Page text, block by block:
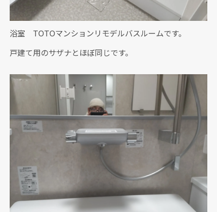
浴室 TOTOマンションリモデルバスルームです。
戸建て用のサザナとほぼ同じです。